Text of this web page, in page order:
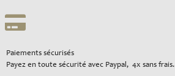
Paiements sécurisés
Payez en toute sécurité avec Paypal, 4x sans frais.